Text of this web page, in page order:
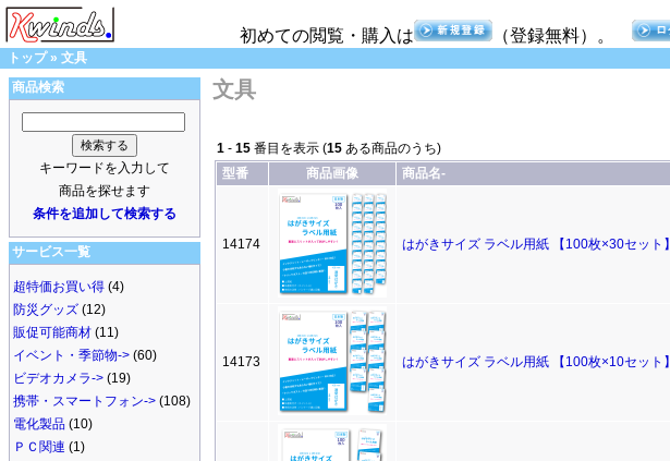
初めての閲覧・購入は （登録無料）。
トップ» 文具
商品検索
キーワードを入力して
商品を探せます
条件を追加して検索する
サービス一覧
超特価お買い得 (4)
防災グッズ (12)
販促可能商材 (11)
イベント・季節物-> (60)
ビデオカメラ-> (19)
携帯・スマートフォン-> (108)
電化製品 (10)
ＰＣ関連 (1)
文具
1 - 15 番目を表示 (15 ある商品のうち)
型番
商品画像 商品名-
14174 はがきサイズ ラベル用紙 【100枚×30セット】
14173 はがきサイズ ラベル用紙 【100枚×10セット】